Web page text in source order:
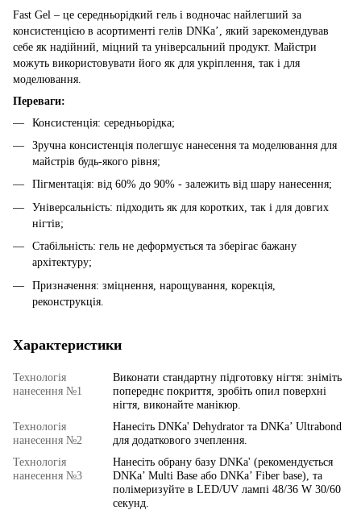
Fast Gel – це середньорідкий гель і водночас найлегший за
консистенцією в асортименті гелів DNKa’, який зарекомендував
себе як надійний, міцний та універсальний продукт. Майстри
можуть використовувати його як для укріплення, так і для
моделювання.
Переваги:
Консистенція: середньорідка;
Зручна консистенція полегшує нанесення та моделювання для
майстрів будь-якого рівня;
Пігментація: від 60% до 90% - залежить від шару нанесення;
Універсальність: підходить як для коротких, так і для довгих
нігтів;
Стабільність: гель не деформується та зберігає бажану
архітектуру;
Призначення: зміцнення, нарощування, корекція,
реконструкція.
Характеристики
Технологія
нанесення №1
Виконати стандартну підготовку нігтя: зніміть
попереднє покриття, зробіть опил поверхні
нігтя, виконайте манікюр.
Технологія
нанесення №2
Нанесіть DNKa' Dehydrator та DNKa’ Ultrabond
для додаткового зчеплення.
Технологія
нанесення №3
Нанесіть обрану базу DNKa' (рекомендується
DNKa’ Multi Base або DNKa’ Fiber base), та
полімеризуйте в LED/UV лампі 48/36 W 30/60
секунд.